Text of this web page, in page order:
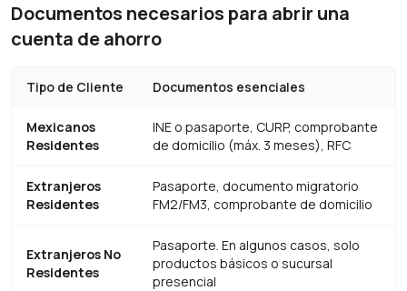
Documentos necesarios para abrir una
cuenta de ahorro
Tipo de Cliente Documentos esenciales
Mexicanos
Residentes
INE o pasaporte, CURP, comprobante
de domicilio (máx. 3 meses), RFC
Extranjeros
Residentes
Pasaporte, documento migratorio
FM2/FM3, comprobante de domicilio
Extranjeros No
Residentes
Pasaporte. En algunos casos, solo
productos básicos o sucursal
presencial